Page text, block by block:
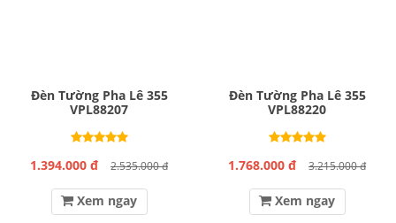
Đèn Tường Pha Lê 355
VPL88207
1.394.000 đ 2.535.000 đ
Xem ngay
Đèn Tường Pha Lê 355
VPL88220
1.768.000 đ 3.215.000 đ
Xem ngay